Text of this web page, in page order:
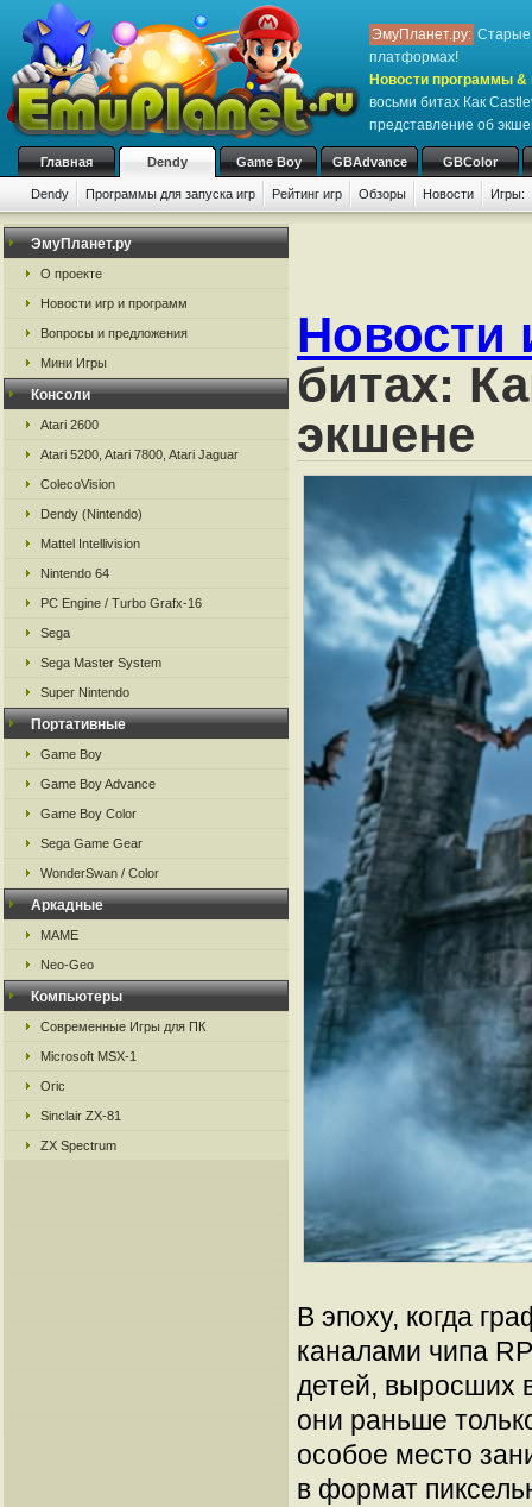
ЭмуПланет.ру: Старые
платформах!
Новости программы &
восьми битах Как
представление об
Главная Dendy Game Boy GBAdvance GBColor
Dendy Программы для запуска игр Рейтинг игр Обзоры Новости Игры:
ЭмуПланет.ру
О проекте
Новости игр и программ
Вопросы и предложения
Мини Игры
Консоли
Atari 2600
Atari 5200, Atari 7800, Atari Jaguar
ColecoVision
Dendy (Nintendo)
Mattel Intellivision
Nintendo 64
PC Engine / Turbo Grafx-16
Sega
Sega Master System
Super Nintendo
Портативные
Game Boy
Game Boy Advance
Game Boy Color
Sega Game Gear
WonderSwan / Color
Аркадные
MAME
Neo-Geo
Компьютеры
Современные Игры для ПК
Microsoft MSX-1
Oric
Sinclair ZX-81
ZX Spectrum
Новости
битах:
экшене
В эпоху, когда
каналами чипа
детей, выросших
они раньше
особое место
в формат